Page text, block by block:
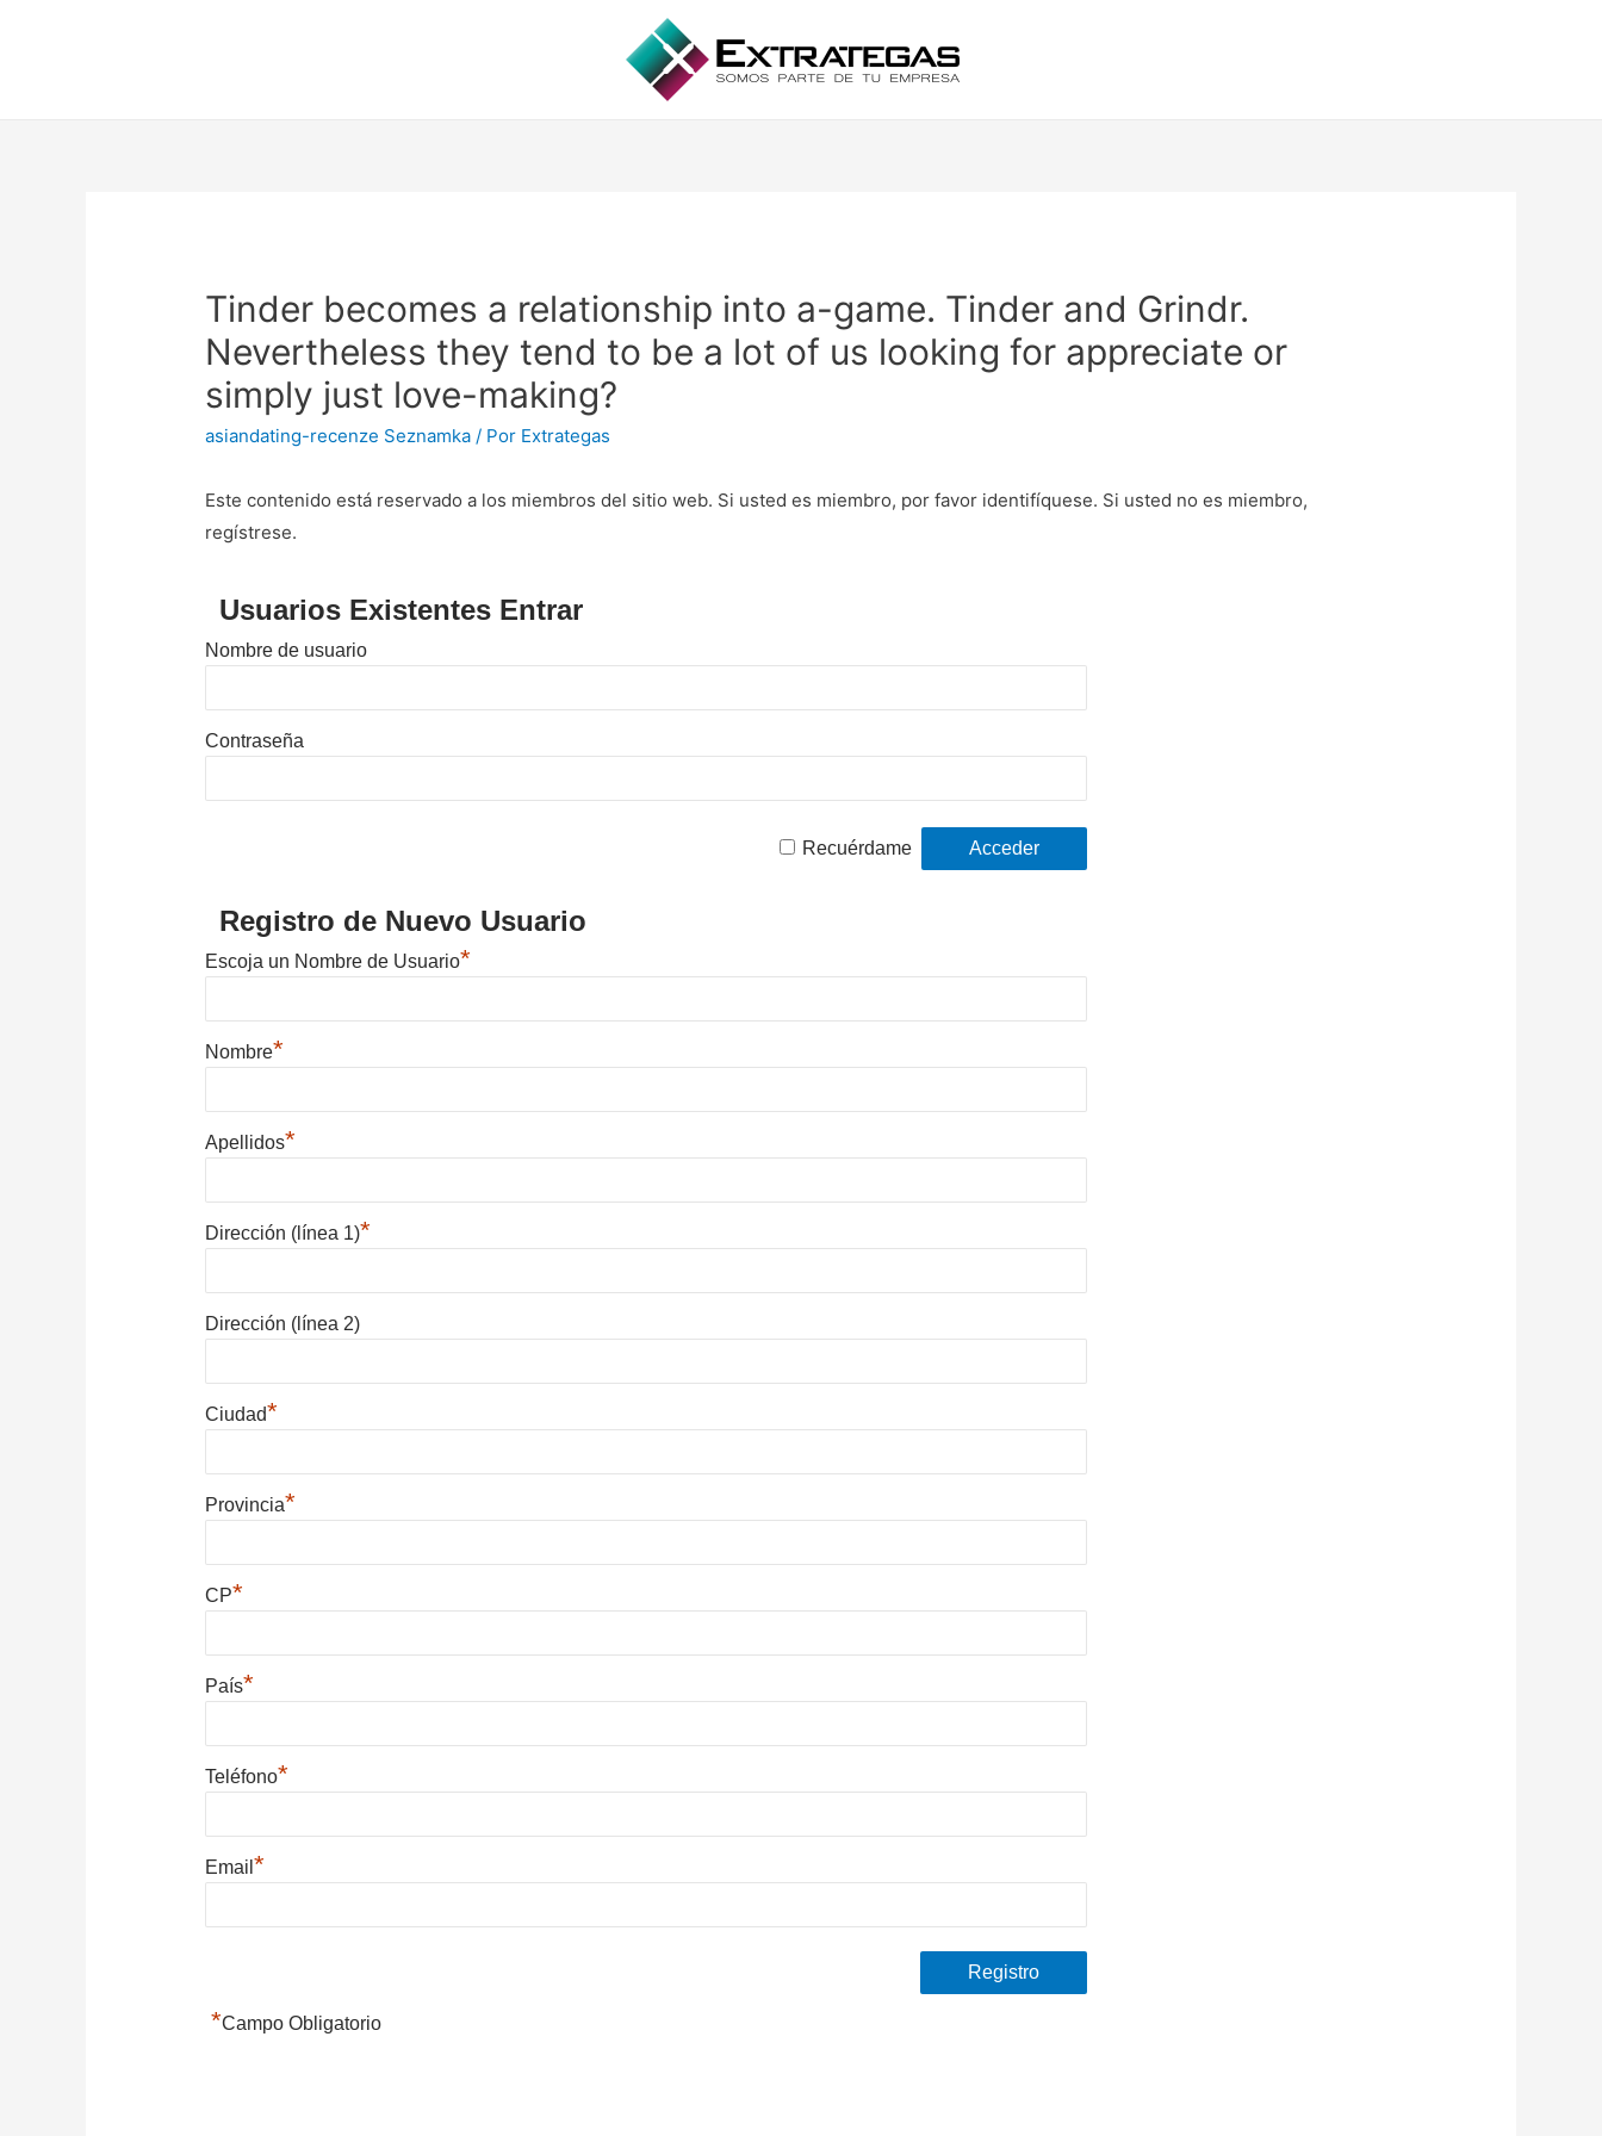
Tinder becomes a relationship into a-game. Tinder and Grindr.
Nevertheless they tend to be a lot of us looking for appreciate or
simply just love-making?
asiandating-recenze Seznamka / Por Extrategas
Este contenido está reservado a los miembros del sitio web. Si usted es miembro, por favor identifíquese. Si usted no es miembro,
regístrese.
Usuarios Existentes Entrar
Nombre de usuario
Contraseña
Recuérdame
Registro de Nuevo Usuario
Escoja un Nombre de Usuario*
Nombre*
Apellidos*
Dirección (línea 1)*
Dirección (línea 2)
Ciudad*
Provincia*
CP*
País*
Teléfono*
Email*
*Campo Obligatorio